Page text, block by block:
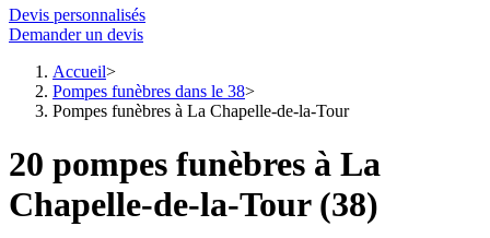
Devis personnalisés
Demander un devis
Accueil
Pompes funèbres dans le 38
Pompes funèbres à La Chapelle-de-la-Tour
20 pompes funèbres à La
Chapelle-de-la-Tour (38)